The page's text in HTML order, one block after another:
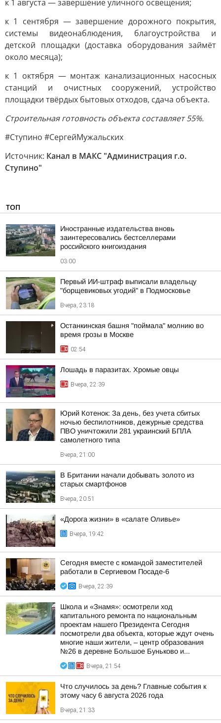
к 1 августа — завершение уличного освещения;
к 1 сентября — завершение дорожного покрытия,
системы видеонаблюдения, благоустройства и
детской площадки (доставка оборудования займёт
около месяца);
к 1 октября — монтаж канализационных насосных
станций и очистных сооружений, устройство
площадки твёрдых бытовых отходов, сдача объекта.
Строительная готовность объекта составляет 55%.
#Ступино #СергейМужальских
Источник: Канал в МАКС "Администрация г.о.
Ступино"
ТОП
Иностранные издательства вновь
заинтересовались бестселлерами
российского книгоиздания
03:00
Первый ИИ-штраф выписали владельцу
"борщевиковых угодий" в Подмосковье
Вчера, 23:18
Останкинская башня "поймала" молнию во
время грозы в Москве
02:54
Лошадь в паразитах. Хромые овцы
Вчера, 22:39
Юрий Котенок: За день, без учета сбитых
ночью беспилотников, дежурные средства
ПВО уничтожили 281 украинский БПЛА
самолетного типа
Вчера, 21:00
В Британии начали добывать золото из
старых смартфонов
Вчера, 20:51
«Дорога жизни» в «салате Оливье»
Вчера, 19:42
Сегодня вместе с командой заместителей
работали в Сергиевом Посаде-6
Вчера, 22:39
Школа и «Знамя»: осмотрели ход
капитального ремонта по национальным
проектам нашего Президента Сегодня
посмотрели два объекта, которые ждут очень
многие наши жители, – центр образования
№26 в деревне Большое Буньково и...
Вчера, 21:54
Что случилось за день? Главные события к
этому часу 6 августа 2026 года
Вчера, 21:33